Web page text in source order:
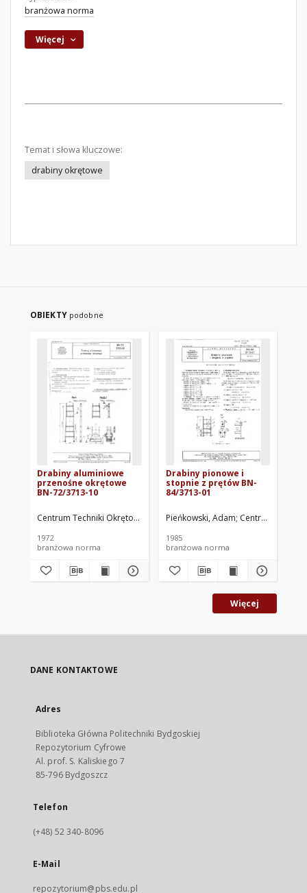
branżowa norma
Więcej
Temat i słowa kluczowe:
drabiny okrętowe
OBIEKTY podobne
Drabiny aluminiowe
przenośne okrętowe
BN-72/3713-10
Centrum Techniki Okrętowej w Gdańsku. Oprac.
1972
branżowa norma
Drabiny pionowe i
stopnie z prętów BN-
84/3713-01
Pieńkowski, Adam Centrum
1985
branżowa norma
Więcej
DANE KONTAKTOWE
Adres
Biblioteka Główna Politechniki Bydgoskiej
Repozytorium Cyfrowe
Al. prof. S. Kaliskiego 7
85-796 Bydgoszcz
Telefon
(+48) 52 340-8096
E-Mail
repozytorium@pbs.edu.pl